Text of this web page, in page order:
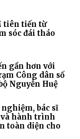
tiên tiến từ
sóc đái tháo
gần hơn với
Công dân số
Nguyễn Huệ
bác sĩ
và hành trình
toàn diện cho